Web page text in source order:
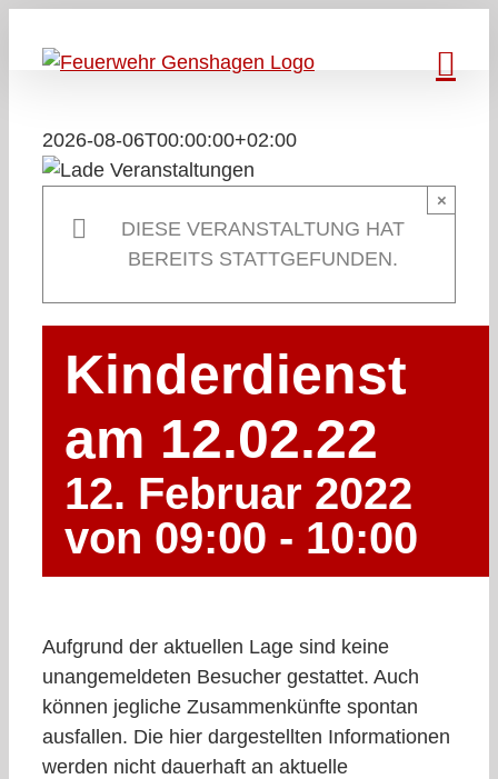
Inhalt
2026-08-06T00:00:00+02:00
DIESE VERANSTALTUNG HAT
BEREITS STATTGEFUNDEN.
×
Kinderdienst
am 12.02.22
12. Februar 2022
von 09:00 - 10:00
Aufgrund der aktuellen Lage sind keine
unangemeldeten Besucher gestattet. Auch
können jegliche Zusammenkünfte spontan
ausfallen. Die hier dargestellten Informationen
werden nicht dauerhaft an aktuelle